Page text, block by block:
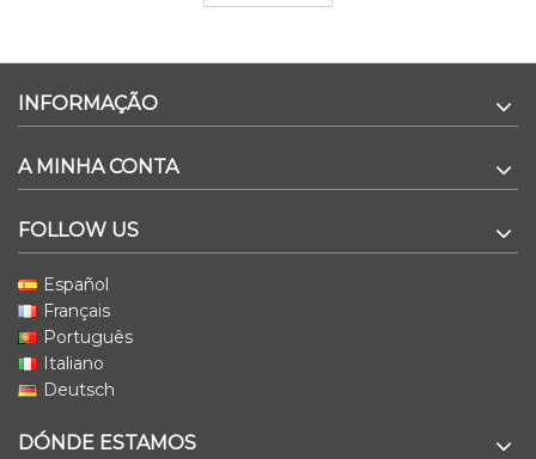
INFORMAÇÃO
A MINHA CONTA
FOLLOW US
Español
Français
Português
Italiano
Deutsch
DÓNDE ESTAMOS